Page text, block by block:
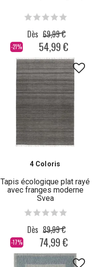
-21%
Dès 69,99 €
54,99 €
4 Coloris
Tapis écologique plat rayé
avec franges moderne
Svea
-17%
Dès 89,99 €
74,99 €